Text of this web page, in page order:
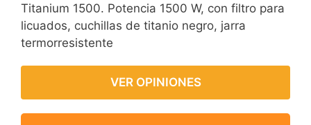
Titanium 1500. Potencia 1500 W, con filtro para
licuados, cuchillas de titanio negro, jarra
termorresistente
VER OPINIONES